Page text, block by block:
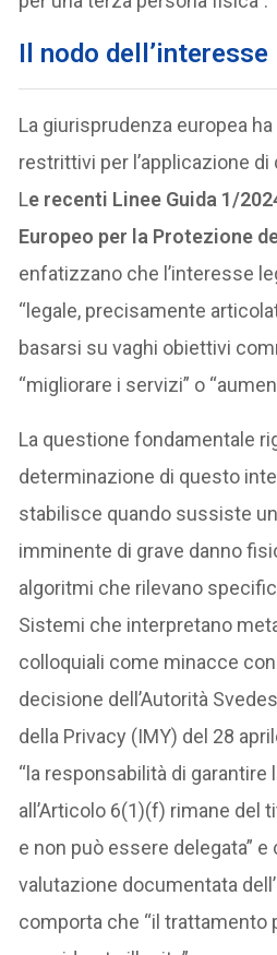
Il nodo
La giurisprudenza europea
restrittivi per l’applicazione
Le recenti Linee Guida 1/
Europeo per la Protezione
enfatizzano che l’interesse
“legale, precisamente
basarsi su vaghi obiettivi
“migliorare i servizi” o
La questione fondamentale
determinazione di questo
stabilisce quando sussiste
imminente di grave danno
algoritmi che rilevano
Sistemi che interpretano
colloquiali come minacce
decisione dell’Autorità
della Privacy (IMY) del 28
“la responsabilità di
all’Articolo 6(1)(f) rimane del
e non può essere delegata” e
valutazione documentata
comporta che “il trattamento